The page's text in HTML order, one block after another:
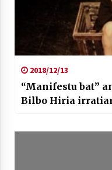
2018/12/13
“Manifestu bat”
Bilbo Hiria